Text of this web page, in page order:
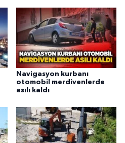
Navigasyon kurbanı
otomobil merdivenlerde
asılı kaldı